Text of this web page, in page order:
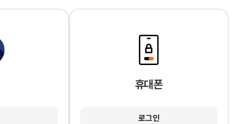
휴대폰
로그인